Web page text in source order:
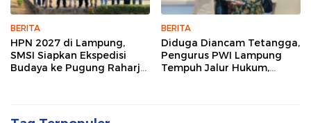
BERITA
HPN 2027 di Lampung,
SMSI Siapkan Ekspedisi
Budaya ke Pugung Raharjo
BERITA
Diduga Diancam Tetangga,
Pengurus PWI Lampung
Tempuh Jalur Hukum,